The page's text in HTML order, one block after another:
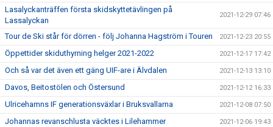
Lasalyckanträffen första skidskyttetävlingen på
Lassalyckan
2021-12-29 07:46
Tour de Ski står för dörren - följ Johanna Hagström i Touren 2021-12-23 20:55
Öppettider skiduthyrning helger 2021-2022 2021-12-17 17:42
Och så var det även ett gäng UIF-are i Älvdalen 2021-12-13 13:10
Davos, Beitostölen och Östersund 2021-12-12 16:33
Ulricehamns IF generationsväxlar i Bruksvallarna 2021-12-08 07:50
Johannas revanschlusta väcktes i Lilehammer 2021-12-06 19:43